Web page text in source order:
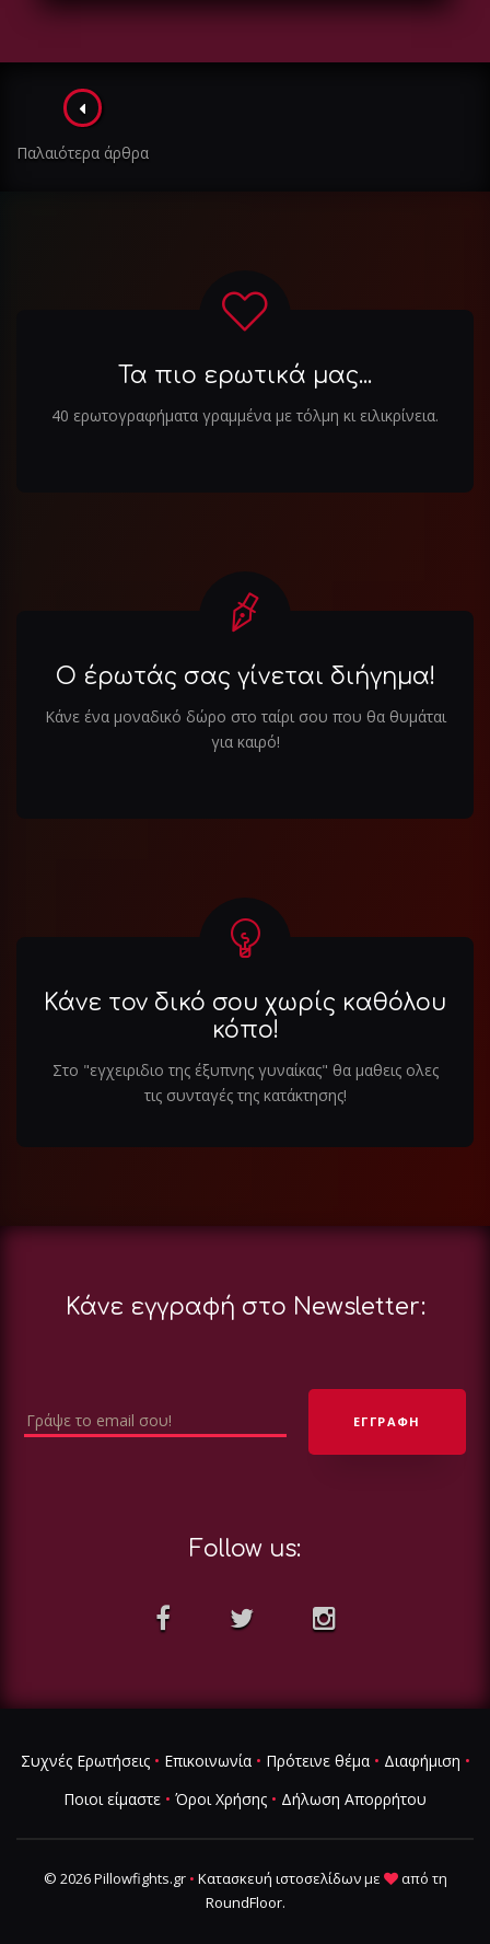
Πλοήγηση
στα
Παλαιότερα άρθρα
Τα πιο ερωτικά μας...
40 ερωτογραφήματα γραμμένα με τόλμη κι ειλικρίνεια.
Ο έρωτάς σας γίνεται διήγημα!
Κάνε ένα μοναδικό δώρο στο ταίρι σου που θα θυμάται
για καιρό!
Κάνε τον δικό σου χωρίς καθόλου
κόπο!
Στο "εγχειριδιο της έξυπνης γυναίκας" θα μαθεις ολες
τις συνταγές της κατάκτησης!
Κάνε εγγραφή στο Newsletter:
Follow us:
Συχνές Ερωτήσεις• Επικοινωνία• Πρότεινε θέμα• Διαφήμιση •
Ποιοι είμαστε • Όροι Χρήσης • Δήλωση Απορρήτου
© 2026 Pillowfights.gr • Κατασκευή ιστοσελίδωνμε
από τη
RoundFloor.